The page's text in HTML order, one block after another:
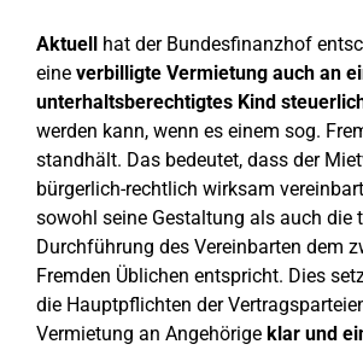
Aktuell hat der Bundesfinanzhof
eine verbilligte Vermietung auch an
unterhaltsberechtigtes Kind
werden kann, wenn es einem sog.
standhält. Das bedeutet, dass der
bürgerlich-rechtlich wirksam
sowohl seine Gestaltung als auch die
Durchführung des Vereinbarten dem
Fremden Üblichen entspricht. Dies
die Hauptpflichten der
Vermietung an Angehörige klar und